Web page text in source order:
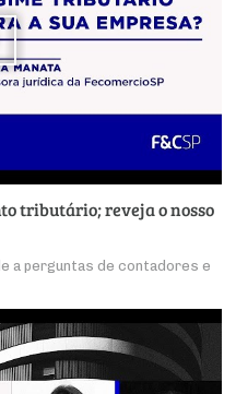
tributário; reveja o nosso
a perguntas de contadores e